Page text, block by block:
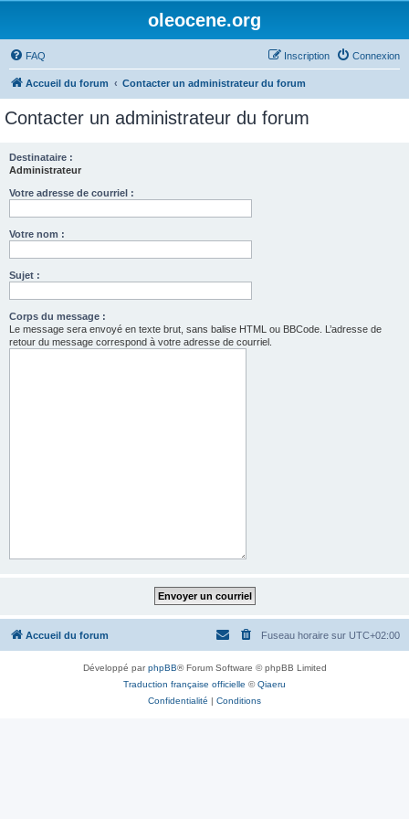
oleocene.org
FAQ Connexion
Inscription
Accueil du forum Contacter un administrateur du forum
Contacter un administrateur du forum
Destinataire :
Administrateur
Votre adresse de courriel :
Votre nom :
Sujet :
Corps du message :
Le message sera envoyé en texte brut, sans balise HTML ou BBCode. L’adresse de
retour du message correspond à votre adresse de courriel.
Accueil du forum Fuseau horaire sur UTC+02:00
Développé parphpBB® Forum Software © phpBB Limited
Traduction française officielle ©Qiaeru
Confidentialité | Conditions